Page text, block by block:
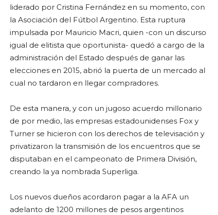
liderado por Cristina Fernández en su momento, con
la Asociación del Fútbol Argentino. Esta ruptura
impulsada por Mauricio Macri, quien -con un discurso
igual de elitista que oportunista- quedó a cargo de la
administración del Estado después de ganar las
elecciones en 2015, abrió la puerta de un mercado al
cual no tardaron en llegar compradores.
De esta manera, y con un jugoso acuerdo millonario
de por medio, las empresas estadounidenses Fox y
Turner se hicieron con los derechos de televisación y
privatizaron la transmisión de los encuentros que se
disputaban en el campeonato de Primera División,
creando la ya nombrada Superliga.
Los nuevos dueños acordaron pagar a la AFA un
adelanto de 1200 millones de pesos argentinos